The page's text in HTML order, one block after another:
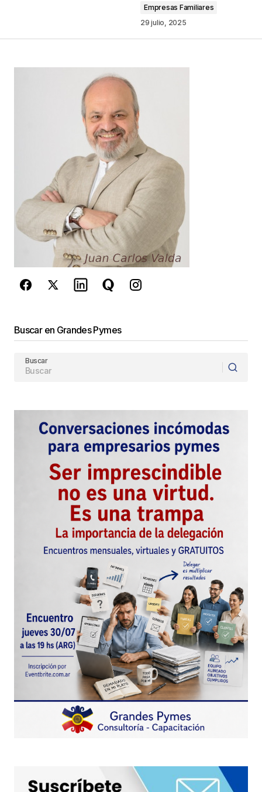
Your Name*
Guarda mi nombre, correo electrónico y web en
este navegador para la próxima vez que
comente.
Este sitio esta protegido por
reCAPTCHA y la
Política de
privacidady losTérminos del servicio
de Googlese aplican.
Enviar Comentario
Empresas Familiares
29 julio, 2025
Buscar en Grandes Pymes
Buscar